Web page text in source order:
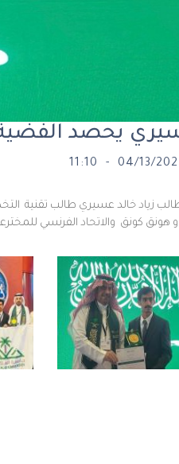
يحصد
هونق كونق والاتحاد الفرنسي